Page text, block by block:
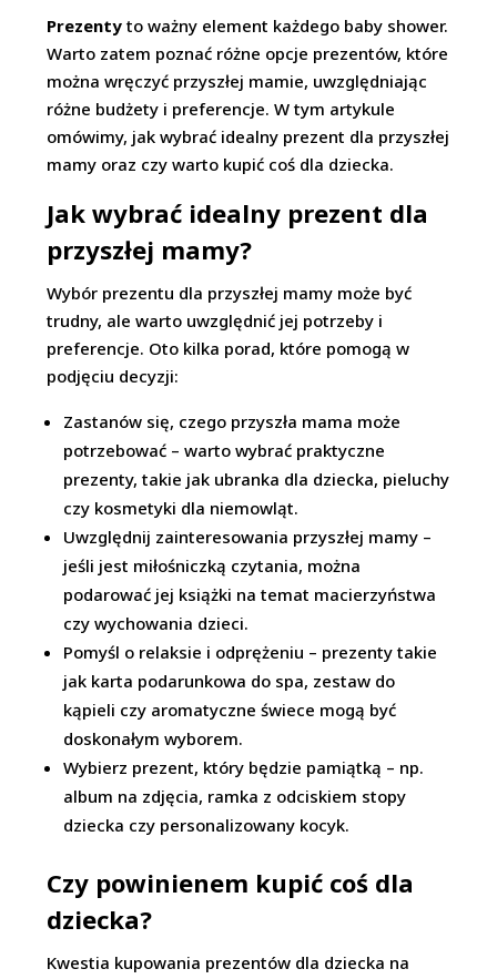
Prezenty to ważny element każdego baby shower.
Warto zatem poznać różne opcje prezentów, które
można wręczyć przyszłej mamie, uwzględniając
różne budżety i preferencje. W tym artykule
omówimy, jak wybrać idealny prezent dla przyszłej
mamy oraz czy warto kupić coś dla dziecka.
Jak wybrać idealny prezent dla
przyszłej mamy?
Wybór prezentu dla przyszłej mamy może być
trudny, ale warto uwzględnić jej potrzeby i
preferencje. Oto kilka porad, które pomogą w
podjęciu decyzji:
Zastanów się, czego przyszła mama może
potrzebować – warto wybrać praktyczne
prezenty, takie jak ubranka dla dziecka, pieluchy
czy kosmetyki dla niemowląt.
Uwzględnij zainteresowania przyszłej mamy –
jeśli jest miłośniczką czytania, można
podarować jej książki na temat macierzyństwa
czy wychowania dzieci.
Pomyśl o relaksie i odprężeniu – prezenty takie
jak karta podarunkowa do spa, zestaw do
kąpieli czy aromatyczne świece mogą być
doskonałym wyborem.
Wybierz prezent, który będzie pamiątką – np.
album na zdjęcia, ramka z odciskiem stopy
dziecka czy personalizowany kocyk.
Czy powinienem kupić coś dla
dziecka?
Kwestia kupowania prezentów dla dziecka na